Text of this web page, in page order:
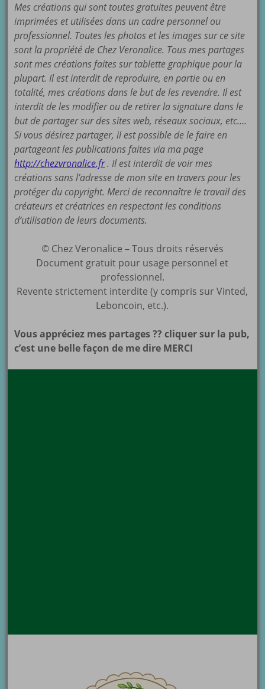
Mes créations qui sont toutes gratuites peuvent être
imprimées et utilisées dans un cadre personnel ou
professionnel. Toutes les photos et les images sur ce site
sont la propriété de Chez Veronalice. Tous mes partages
sont mes créations faites sur tablette graphique pour la
plupart. Il est interdit de reproduire, en partie ou en
totalité, mes créations dans le but de les revendre. Il est
interdit de les modifier ou de retirer la signature dans le
but de partager sur des sites web, réseaux sociaux, etc….
Si vous désirez partager, il est possible de le faire en
partageant les publications faites via ma page
http://chezvronalice.fr. Il est interdit de voir mes
créations sans l’adresse de mon site en travers pour les
protéger du copyright. Merci de reconnaître le travail des
créateurs et créatrices en respectant les conditions
d’utilisation de leurs documents.
© Chez Veronalice – Tous droits réservés
Document gratuit pour usage personnel et
professionnel.
Revente strictement interdite (y compris sur Vinted,
Leboncoin, etc.).
Vous appréciez mes partages ?? cliquer sur la pub,
c’est une belle façon de me dire MERCI